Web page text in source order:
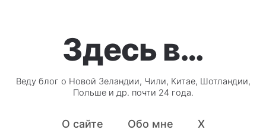
Здесь в…
Веду блог о Новой Зеландии, Чили, Китае, Шотландии,
Польше и др. почти 24 года.
О сайте Обо мне X